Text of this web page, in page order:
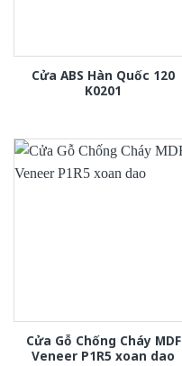
Cửa ABS Hàn Quốc 120
K0201
Cửa Gỗ Chống Cháy MDF
Veneer P1R5 xoan dao